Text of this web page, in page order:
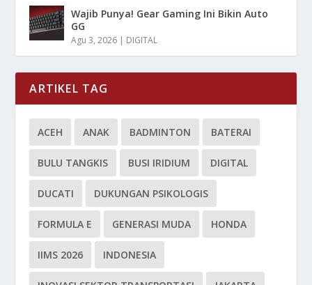
Wajib Punya! Gear Gaming Ini Bikin Auto
GG
Agu 3, 2026 | DIGITAL
ARTIKEL TAG
ACEH ANAK BADMINTON BATERAI
BULU TANGKIS BUSI IRIDIUM DIGITAL
DUCATI DUKUNGAN PSIKOLOGIS
FORMULA E GENERASI MUDA HONDA
IIMS 2026 INDONESIA